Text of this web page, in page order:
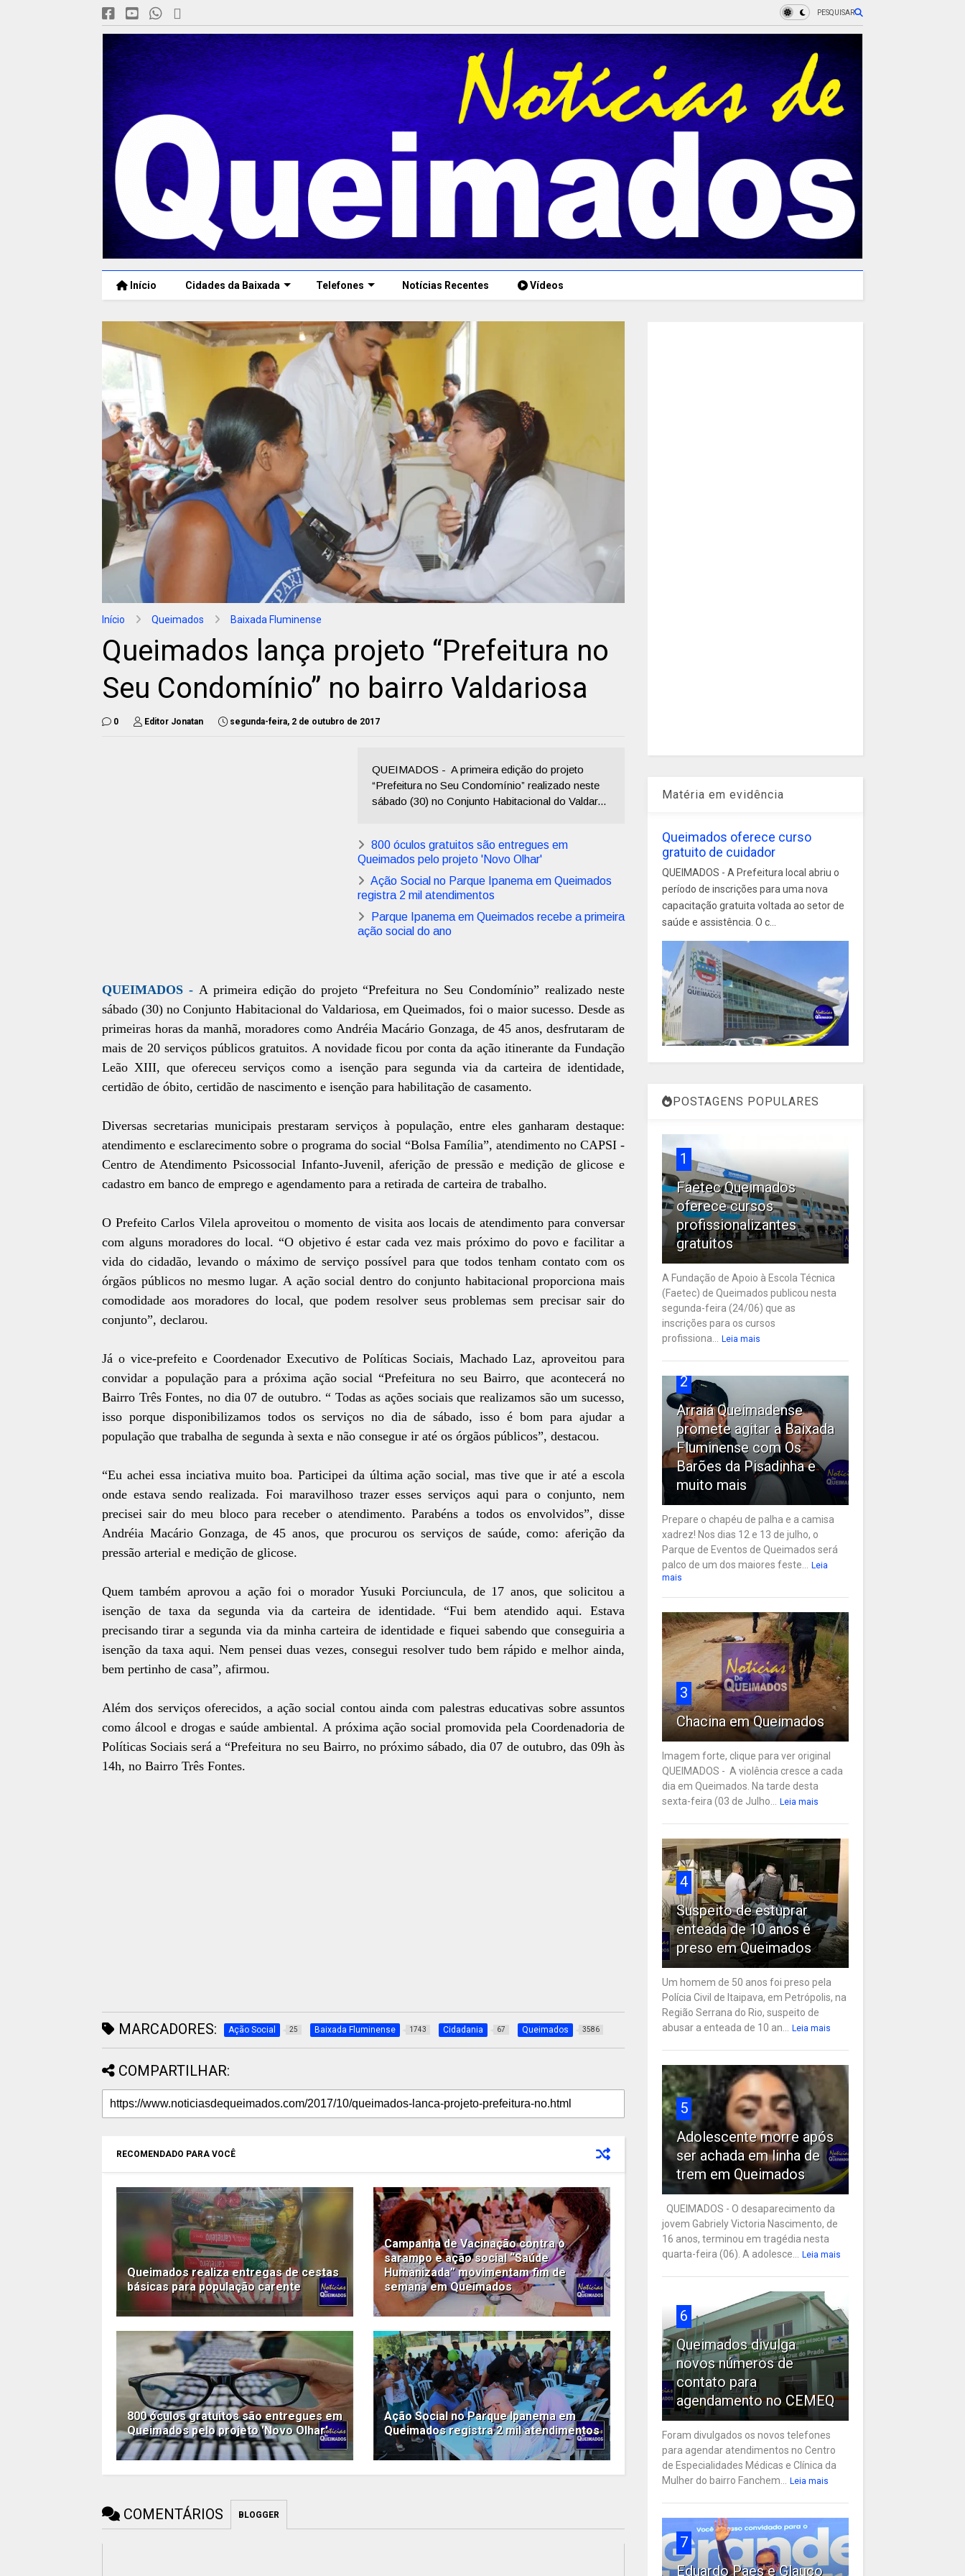
PESQUISAR
Início Cidades da Baixada Telefones Notícias Recentes Vídeos
Início Queimados Baixada Fluminense
Queimados lança projeto “Prefeitura no
Seu Condomínio” no bairro Valdariosa
0 Editor Jonatan segunda-feira, 2 de outubro de 2017
QUEIMADOS - A primeira edição do projeto
“Prefeitura no Seu Condomínio” realizado neste
sábado (30) no Conjunto Habitacional do Valdar...
800 óculos gratuitos são entregues em
Queimados pelo projeto 'Novo Olhar'
Ação Social no Parque Ipanema em Queimados
registra 2 mil atendimentos
Parque Ipanema em Queimados recebe a primeira
ação social do ano
QUEIMADOS - A primeira edição do projeto “Prefeitura no Seu Condomínio” realizado neste
sábado (30) no Conjunto Habitacional do Valdariosa, em Queimados, foi o maior sucesso. Desde as
primeiras horas da manhã, moradores como Andréia Macário Gonzaga, de 45 anos, desfrutaram de
mais de 20 serviços públicos gratuitos. A novidade ficou por conta da ação itinerante da Fundação
Leão XIII, que ofereceu serviços como a isenção para segunda via da carteira de identidade,
certidão de óbito, certidão de nascimento e isenção para habilitação de casamento.
Diversas secretarias municipais prestaram serviços à população, entre eles ganharam destaque:
atendimento e esclarecimento sobre o programa do social “Bolsa Família”, atendimento no CAPSI -
Centro de Atendimento Psicossocial Infanto-Juvenil, aferição de pressão e medição de glicose e
cadastro em banco de emprego e agendamento para a retirada de carteira de trabalho.
O Prefeito Carlos Vilela aproveitou o momento de visita aos locais de atendimento para conversar
com alguns moradores do local. “O objetivo é estar cada vez mais próximo do povo e facilitar a
vida do cidadão, levando o máximo de serviço possível para que todos tenham contato com os
órgãos públicos no mesmo lugar. A ação social dentro do conjunto habitacional proporciona mais
comodidade aos moradores do local, que podem resolver seus problemas sem precisar sair do
conjunto”, declarou.
Já o vice-prefeito e Coordenador Executivo de Políticas Sociais, Machado Laz, aproveitou para
convidar a população para a próxima ação social “Prefeitura no seu Bairro, que acontecerá no
Bairro Três Fontes, no dia 07 de outubro. “ Todas as ações sociais que realizamos são um sucesso,
isso porque disponibilizamos todos os serviços no dia de sábado, isso é bom para ajudar a
população que trabalha de segunda à sexta e não consegue ir até os órgãos públicos”, destacou.
“Eu achei essa inciativa muito boa. Participei da última ação social, mas tive que ir até a escola
onde estava sendo realizada. Foi maravilhoso trazer esses serviços aqui para o conjunto, nem
precisei sair do meu bloco para receber o atendimento. Parabéns a todos os envolvidos”, disse
Andréia Macário Gonzaga, de 45 anos, que procurou os serviços de saúde, como: aferição da
pressão arterial e medição de glicose.
Quem também aprovou a ação foi o morador Yusuki Porciuncula, de 17 anos, que solicitou a
isenção de taxa da segunda via da carteira de identidade. “Fui bem atendido aqui. Estava
precisando tirar a segunda via da minha carteira de identidade e fiquei sabendo que conseguiria a
isenção da taxa aqui. Nem pensei duas vezes, consegui resolver tudo bem rápido e melhor ainda,
bem pertinho de casa”, afirmou.
Além dos serviços oferecidos, a ação social contou ainda com palestras educativas sobre assuntos
como álcool e drogas e saúde ambiental. A próxima ação social promovida pela Coordenadoria de
Políticas Sociais será a “Prefeitura no seu Bairro, no próximo sábado, dia 07 de outubro, das 09h às
14h, no Bairro Três Fontes.
MARCADORES: Ação Social 25 Baixada Fluminense 1743 Cidadania 67 Queimados 3586
COMPARTILHAR:
RECOMENDADO PARA VOCÊ
Queimados realiza entregas de cestas
básicas para população carente
Campanha de Vacinação contra o
sarampo e ação social “Saúde
Humanizada” movimentam fim de
semana em Queimados
800 óculos gratuitos são entregues em
Queimados pelo projeto 'Novo Olhar'
Ação Social no Parque Ipanema em
Queimados registra 2 mil atendimentos
COMENTÁRIOS BLOGGER
Matéria em evidência
Queimados oferece curso
gratuito de cuidador
QUEIMADOS - A Prefeitura local abriu o
período de inscrições para uma nova
capacitação gratuita voltada ao setor de
saúde e assistência. O c...
POSTAGENS POPULARES
1
Faetec Queimados
oferece cursos
profissionalizantes
gratuitos
A Fundação de Apoio à Escola Técnica
(Faetec) de Queimados publicou nesta
segunda-feira (24/06) que as
inscrições para os cursos
profissiona...
Leia mais
2
Arraiá Queimadense
promete agitar a Baixada
Fluminense com Os
Barões da Pisadinha e
muito mais
Prepare o chapéu de palha e a camisa
xadrez! Nos dias 12 e 13 de julho, o
Parque de Eventos de Queimados será
palco de um dos maiores feste...
Leia
mais
3
Chacina em Queimados
Imagem forte, clique para ver original
QUEIMADOS - A violência cresce a cada
dia em Queimados. Na tarde desta
sexta-feira (03 de Julho...
Leia mais
4
Suspeito de estuprar
enteada de 10 anos é
preso em Queimados
Um homem de 50 anos foi preso pela
Polícia Civil de Itaipava, em Petrópolis, na
Região Serrana do Rio, suspeito de
abusar a enteada de 10 an...
Leia mais
5
Adolescente morre após
ser achada em linha de
trem em Queimados
QUEIMADOS - O desaparecimento da
jovem Gabriely Victoria Nascimento, de
16 anos, terminou em tragédia nesta
quarta-feira (06). A adolesce...
Leia mais
6
Queimados divulga
novos números de
contato para
agendamento no CEMEQ
Foram divulgados os novos telefones
para agendar atendimentos no Centro
de Especialidades Médicas e Clínica da
Mulher do bairro Fanchem...
Leia mais
7
Eduardo Paes e Glauco